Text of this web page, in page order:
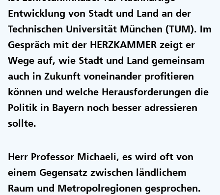
Entwicklung von Stadt und Land an der
Technischen Universität München (TUM). Im
Gespräch mit der HERZKAMMER zeigt er
Wege auf, wie Stadt und Land gemeinsam
auch in Zukunft voneinander profitieren
können und welche Herausforderungen die
Politik in Bayern noch besser adressieren
sollte.
Herr Professor Michaeli, es wird oft von
einem Gegensatz zwischen ländlichem
Raum und Metropolregionen gesprochen.